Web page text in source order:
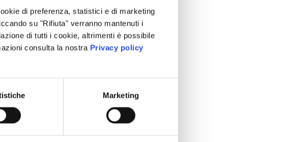
di preferenza, statistici e di marketing
su "Rifiuta" verranno mantenuti i
di tutti i cookie, altrimenti è possibile
consulta la nostra Privacy policy
Marketing
febbraio (4)
gennaio (5)
2025(86)
2022(128)
2021(154)